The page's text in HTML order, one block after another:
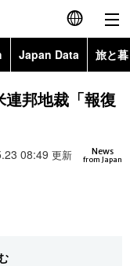
English
简体字
Japan Data 旅と
Topics
邦地裁「報復
News
from Japan
08:49 更新